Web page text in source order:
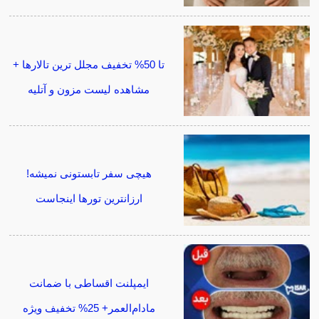
تا 50% تخفیف مجلل ترین تالارها +
مشاهده لیست مزون و آتلیه
هیچی سفر تابستونی نمیشه!
ارزانترین تورها اینجاست
ایمپلنت اقساطی با ضمانت
مادام‌العمر+ 25% تخفیف ویژه